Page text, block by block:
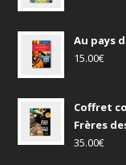
Au pays
15.00€
Coffret
Frères
35.00€